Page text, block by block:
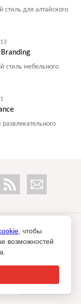
стиль для алтайского
13
Branding
стиль мебельного
1
развлекательного
, чтобы
возможностей